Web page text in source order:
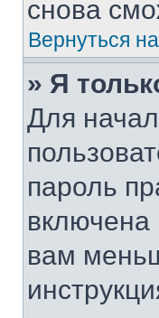
снова
Вернуться
» Я
Для
пароль
включена
вам